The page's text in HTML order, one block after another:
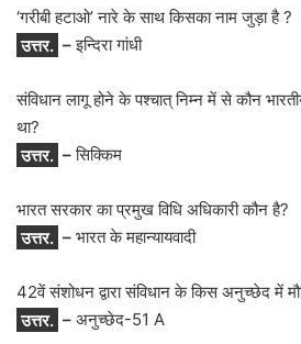
‘गरीबी हटाओ’ नारे के साथ किसका नाम जुड़ा है ?
उत्तर. –इन्दिरा गांधी
संविधान लागू होने के पश्चात् निम्न में से कौन
था?
उत्तर. –सिक्किम
भारत सरकार का प्रमुख विधि अधिकारी कौन है?
उत्तर. – भारत के महान्यायवादी
42वें संशोधन द्वारा संविधान के किस अनुच्छेद में
उत्तर. – अनुच्छेद-51 A